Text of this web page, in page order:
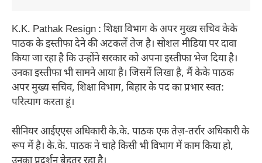
K.K. Pathak Resign : शिक्षा विभाग के अपर मुख्य सचिव केके
पाठक के इस्तीफा देने की अटकलें तेज है। सोशल मीडिया पर दावा
किया जा रहा है कि उन्होंने सरकार को अपना इस्तीफा भेज दिया है।
उनका इस्तीफा भी सामने आया है। जिसमें लिखा है, मैं केके पाठक
अपर मुख्य सचिव, शिक्षा विभाग, बिहार के पद का प्रभार स्वत:
परित्याग करता हूं।
सीनियर आईएएस अधिकारी के.के. पाठक एक तेज़-तर्रार अधिकारी के
रूप में है। के.के. पाठक ने चाहे किसी भी विभाग में काम किया हो,